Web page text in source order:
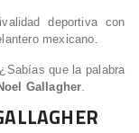
deportiva con
mexicano.
que la palabra
Gallagher.